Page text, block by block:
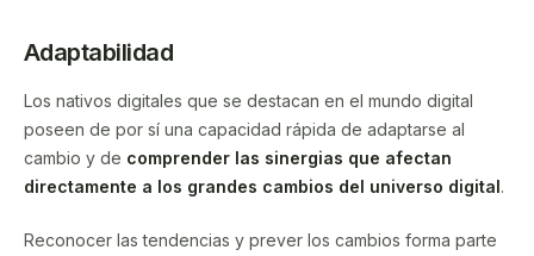
Adaptabilidad
Los nativos digitales que se destacan en el mundo digital
poseen de por sí una capacidad rápida de adaptarse al
cambio y de comprender las sinergias que afectan
directamente a los grandes cambios del universo digital.
Reconocer las tendencias y prever los cambios forma parte